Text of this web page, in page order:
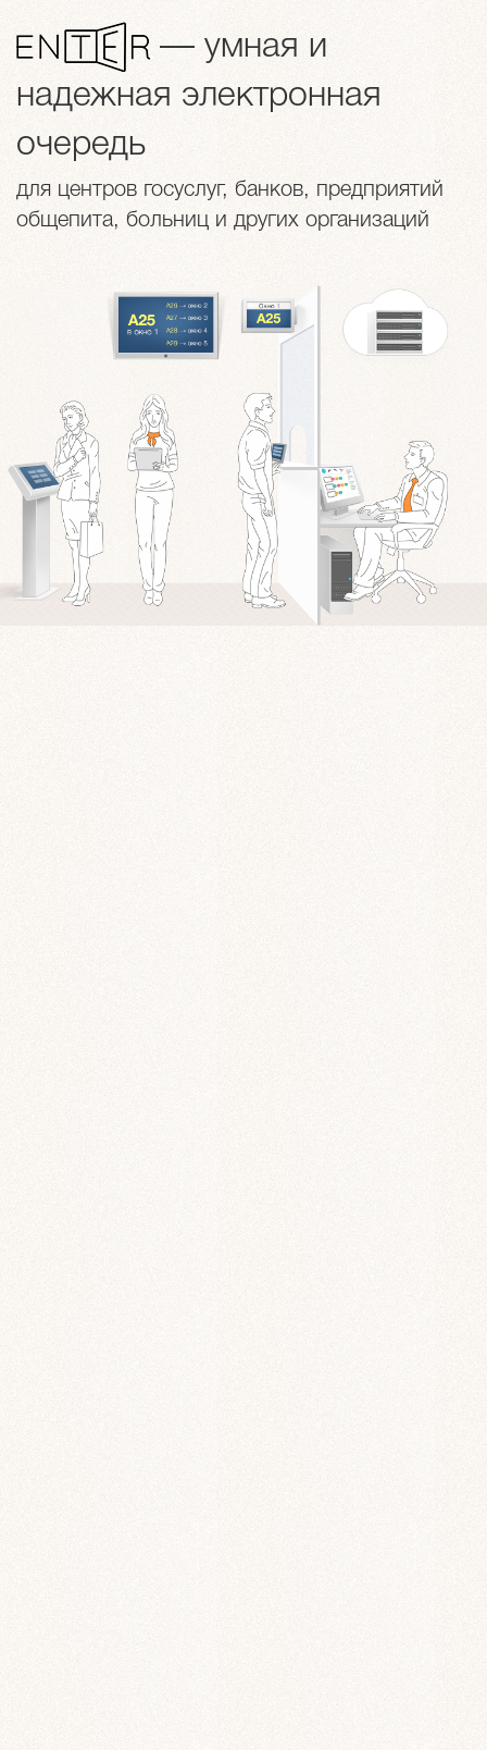
— умная и
надежная электронная
очередь
для центров госуслуг, банков, предприятий
общепита, больниц и других организаций